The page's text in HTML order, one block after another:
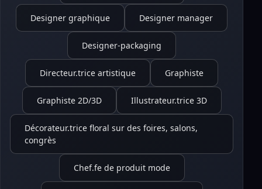
Designer graphique Designer manager
Designer-packaging
Directeur.trice artistique Graphiste
Graphiste 2D/3D Illustrateur.trice 3D
Décorateur.trice floral sur des foires, salons,
congrès
Chef.fe de produit mode